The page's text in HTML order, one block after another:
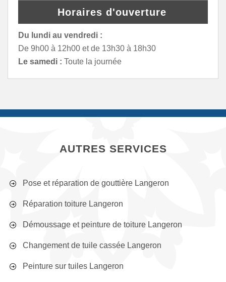
Horaires d'ouverture
Du lundi au vendredi :
De 9h00 à 12h00 et de 13h30 à 18h30
Le samedi : Toute la journée
AUTRES SERVICES
Pose et réparation de gouttière Langeron
Réparation toiture Langeron
Démoussage et peinture de toiture Langeron
Changement de tuile cassée Langeron
Peinture sur tuiles Langeron